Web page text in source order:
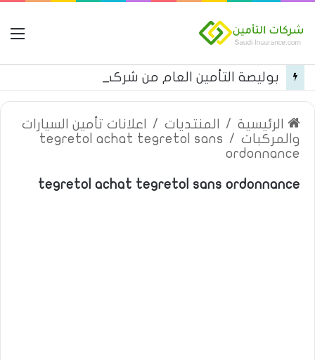
الرئيسية / المنتديات /
اعلانات تأمين السيارات
والمركبات /
tegretol achat tegretol sans
ordonnance
tegretol achat tegretol sans ordonnance